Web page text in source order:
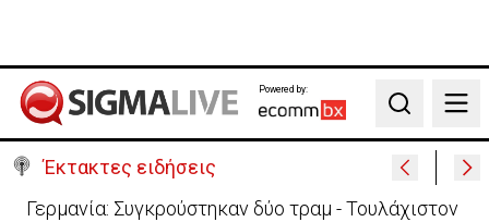
Powered by:
Search
Έκτακτες ειδήσεις
Γερμανία: Συγκρούστηκαν δύο τραμ - Τουλάχιστον